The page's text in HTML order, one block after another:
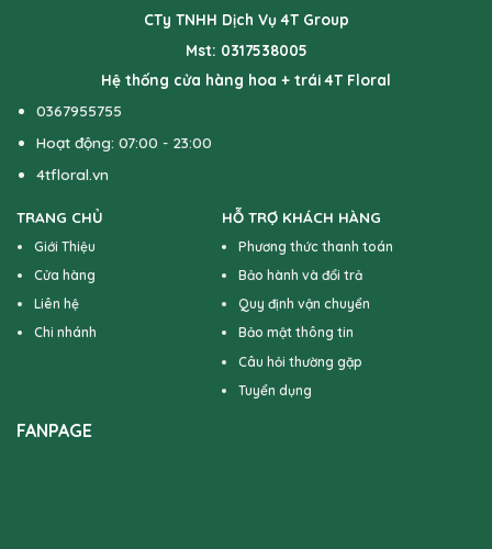
CTy TNHH Dịch Vụ 4T Group
Mst: 0317538005
Hệ thống cửa hàng hoa + trái 4T Floral
0367955755
Hoạt động: 07:00 - 23:00
4tfloral.vn
TRANG CHỦ
Giới Thiệu
Cửa hàng
Liên hệ
Chi nhánh
HỖ TRỢ KHÁCH HÀNG
Phương thức thanh toán
Bảo hành và đổi trả
Quy định vận chuyển
Bảo mật thông tin
Câu hỏi thường gặp
Tuyển dụng
FANPAGE